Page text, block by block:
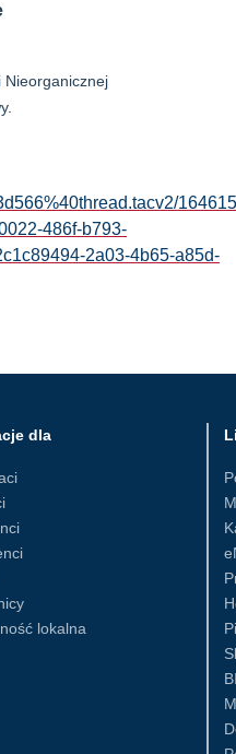
Nieorganicznej
486f-b793-
2a03-4b65-a85d-
dla
lokalna